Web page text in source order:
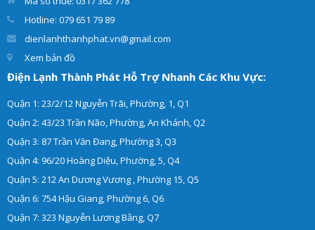
Hotline: 079 651 79 89
dienlanhthanhphat.vn@gmail.com
Xem bản đồ
Điện Lạnh Thành Phát Hỗ Trợ Nhanh Các Khu Vực:
Quận 1: 23/2/12 Nguyễn Trãi, Phường, 1, Q1
Quận 2: 43/23 Trần Não, Phường, An Khánh, Q2
Quận 3: 87 Trần Văn Đang, Phường 3, Q3
Quận 4: 96/20 Hoàng Diệu, Phường, 5, Q4
Quận 5: 212 An Dương Vương , Phường 15, Q5
Quận 6: 754 Hậu Giang, Phường 6, Q6
Quận 7: 323 Nguyễn Lương Bằng, Q7